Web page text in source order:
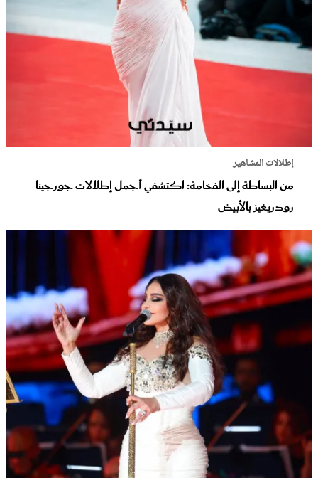
إطلالات المشاهير
من البساطة إلى الفخامة: اكتشفي أجمل إطلالات جورجينا
رودريغيز بالأبيض